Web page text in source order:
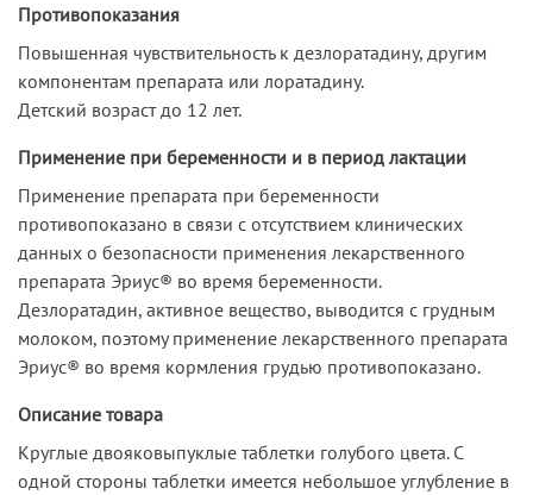
Противопоказания
Повышенная чувствительность к дезлоратадину, другим
компонентам препарата или лоратадину.
Детский возраст до 12 лет.
Применение при беременности и в период лактации
Применение препарата при беременности
противопоказано в связи с отсутствием клинических
данных о безопасности применения лекарственного
препарата Эриус® во время беременности.
Дезлоратадин, активное вещество, выводится с грудным
молоком, поэтому применение лекарственного препарата
Эриус® во время кормления грудью противопоказано.
Описание товара
Круглые двояковыпуклые таблетки голубого цвета. С
одной стороны таблетки имеется небольшое углубление в